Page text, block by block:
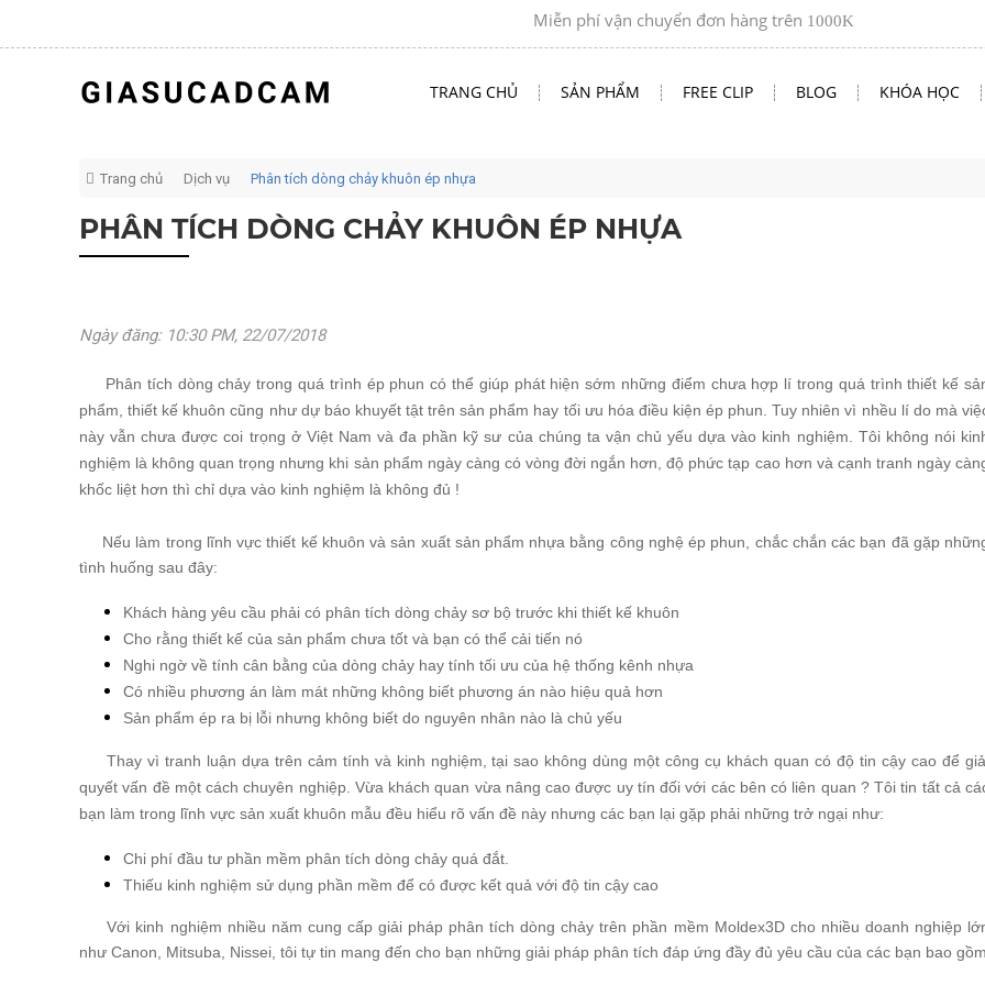
Miễn phí vận chuyển đơn hàng trên1000K
TRANG CHỦ SẢN PHẨM FREE CLIP BLOG KHÓA HỌC
Trang chủ Dịch vụ Phân tích dòng chảy khuôn ép nhựa
PHÂN TÍCH DÒNG CHẢY KHUÔN ÉP NHỰA
Ngày đăng: 10:30 PM, 22/07/2018
Phân tích dòng chảy trong quá trình ép phun có thể giúp phát hiện sớm những điểm chưa hợp lí trong quá trình thiết kế
phẩm, thiết kế khuôn cũng như dự báo khuyết tật trên sản phẩm hay tối ưu hóa điều kiện ép phun. Tuy nhiên vì nhều lí do mà
này vẫn chưa được coi trọng ở Việt Nam và đa phần kỹ sư của chúng ta vận chủ yếu dựa vào kinh nghiệm. Tôi không nói
nghiệm là không quan trọng nhưng khi sản phẩm ngày càng có vòng đời ngắn hơn, độ phức tạp cao hơn và cạnh tranh ngày
khốc liệt hơn thì chỉ dựa vào kinh nghiệm là không đủ !
Nếu làm trong lĩnh vực thiết kế khuôn và sản xuất sản phẩm nhựa bằng công nghệ ép phun, chắc chắn các bạn đã gặp
tình huống sau đây:
Khách hàng yêu cầu phải có phân tích dòng chảy sơ bộ trước khi thiết kế khuôn
Cho rằng thiết kế của sản phẩm chưa tốt và bạn có thể cải tiến nó
Nghi ngờ về tính cân bằng của dòng chảy hay tính tối ưu của hệ thống kênh nhựa
Có nhiều phương án làm mát những không biết phương án nào hiệu quả hơn
Sản phẩm ép ra bị lỗi nhưng không biết do nguyên nhân nào là chủ yếu
Thay vì tranh luận dựa trên cảm tính và kinh nghiệm, tại sao không dùng một công cụ khách quan có độ tin cậy cao để
quyết vấn đề một cách chuyên nghiệp. Vừa khách quan vừa nâng cao được uy tín đối với các bên có liên quan ? Tôi tin tất cả
bạn làm trong lĩnh vực sản xuất khuôn mẫu đều hiểu rõ vấn đề này nhưng các bạn lại gặp phải những trở ngại như:
Chi phí đầu tư phần mềm phân tích dòng chảy quá đắt.
Thiếu kinh nghiệm sử dụng phần mềm để có được kết quả với độ tin cậy cao
Với kinh nghiệm nhiều năm cung cấp giải pháp phân tích dòng chảy trên phần mềm Moldex3D cho nhiều doanh nghiệp
như Canon, Mitsuba, Nissei, tôi tự tin mang đến cho bạn những giải pháp phân tích đáp ứng đầy đủ yêu cầu của các bạn bao gồm